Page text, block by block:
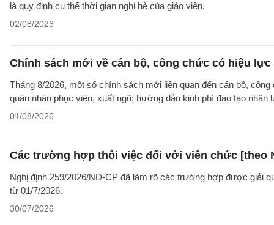
là quy định cụ thể thời gian nghỉ hè của giáo viên.
02/08/2026
Chính sách mới về cán bộ, công chức có hiệu lực
Tháng 8/2026, một số chính sách mới liên quan đến cán bộ,
quân nhân phục viên, xuất ngũ; hướng dẫn kinh phí đào tạo
01/08/2026
Các trường hợp thôi việc đối với viên chức [theo
Nghị định 259/2026/NĐ-CP đã làm rõ các trường hợp được giải
từ 01/7/2026.
30/07/2026